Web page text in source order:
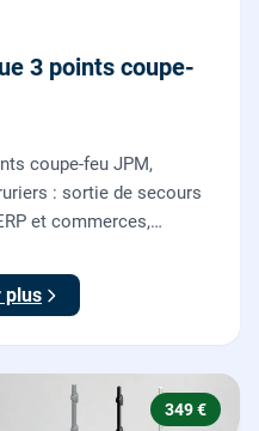
3 points coupe-
coupe-feu JPM,
: sortie de secours
et commerces,
plus
349 €